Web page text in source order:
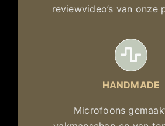
reviewvideo’s van onze
HANDMADE
Microfoons